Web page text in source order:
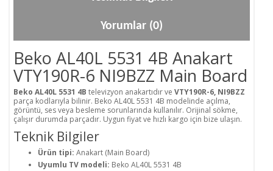
Yorumlar (0)
Beko AL40L 5531 4B Anakart
VTY190R-6 NI9BZZ Main Board
Beko AL40L 5531 4B televizyon anakartıdır ve VTY190R-6, NI9BZZ
parça kodlarıyla bilinir. Beko AL40L 5531 4B modelinde açılma,
görüntü, ses veya besleme sorunlarında kullanılır. Orijinal sökme,
çalışır durumda parçadır. Uygun fiyat ve hızlı kargo için bize ulaşın.
Teknik Bilgiler
Ürün tipi: Anakart (Main Board)
Uyumlu TV modeli: Beko AL40L 5531 4B